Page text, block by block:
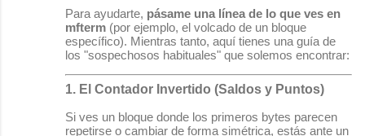
Para ayudarte, pásame una línea de lo que ves en
mfterm (por ejemplo, el volcado de un bloque
específico). Mientras tanto, aquí tienes una guía de
los "sospechosos habituales" que solemos encontrar:
1. El Contador Invertido (Saldos y Puntos)
Si ves un bloque donde los primeros bytes parecen
repetirse o cambiar de forma simétrica, estás ante un